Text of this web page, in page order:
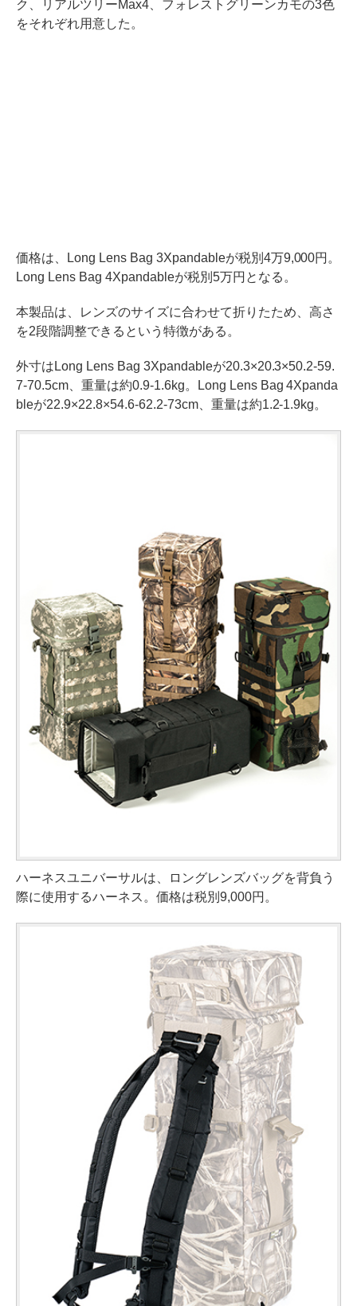
ク、リアルツリーMax4、フォレストグリーンカモの3色
をそれぞれ用意した。
価格は、Long Lens Bag 3Xpandableが税別4万9,000円。
Long Lens Bag 4Xpandableが税別5万円となる。
本製品は、レンズのサイズに合わせて折りたため、高さ
を2段階調整できるという特徴がある。
外寸はLong Lens Bag 3Xpandableが20.3×20.3×50.2-59.
7-70.5cm、重量は約0.9-1.6kg。Long Lens Bag 4Xpanda
bleが22.9×22.8×54.6-62.2-73cm、重量は約1.2-1.9kg。
ハーネスユニバーサルは、ロングレンズバッグを背負う
際に使用するハーネス。価格は税別9,000円。